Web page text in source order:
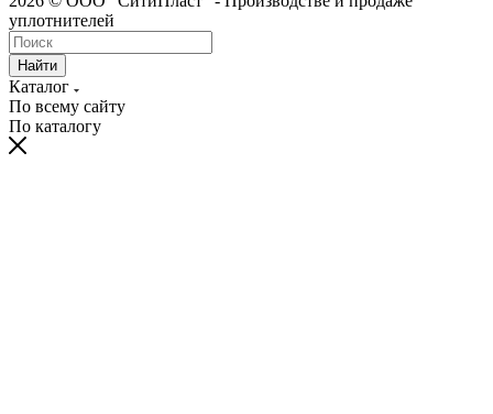
уплотнителей
Найти
Каталог
По всему сайту
По каталогу